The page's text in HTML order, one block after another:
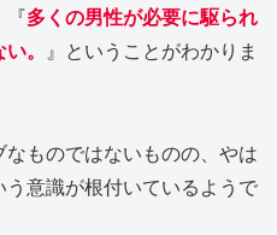
『多くの男性が必要に駆られ
。 』ということがわかりま
ものではないものの、やは
意識が根付いているようで